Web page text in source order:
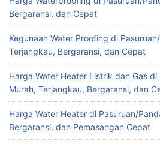
Bergaransi, dan Cepat
Kegunaan Water Proofing di
Terjangkau, Bergaransi, dan Cepat
Harga Water Heater Listrik dan Gas di
Murah, Terjangkau, Bergaransi, dan
Harga Water Heater di Pasuruan/
Bergaransi, dan Pemasangan Cepat